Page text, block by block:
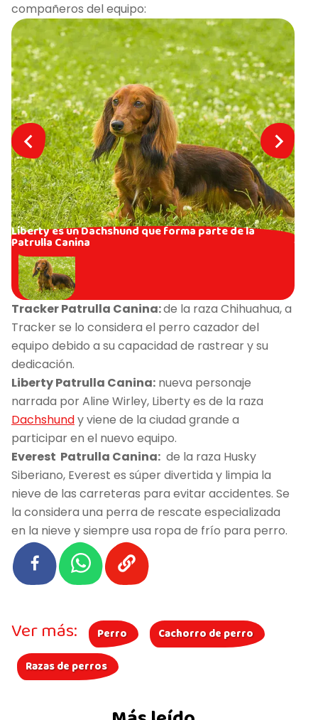
compañeros del equipo:
Liberty es un Dachshund que forma parte de la
Patrulla Canina
Tracker Patrulla Canina:de la raza Chihuahua, a
Tracker se lo considera el perro cazador del
equipo debido a su capacidad de rastrear y su
dedicación.
Liberty Patrulla Canina: nueva personaje
narrada por Aline Wirley, Liberty es de la raza
Dachshundy viene de la ciudad grande a
participar en el nuevo equipo.
Everest Patrulla Canina: de la raza Husky
Siberiano, Everest es súper divertida y limpia la
nieve de las carreteras para evitar accidentes. Se
la considera una perra de rescate especializada
en la nieve y siempre usa ropa de frío para perro.
Ver más: Perro
Cachorro de perro
Razas de perros